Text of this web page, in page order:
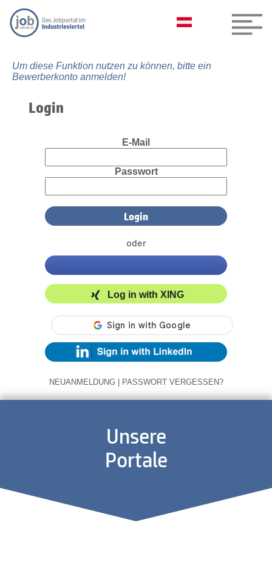
Um diese Funktion nutzen zu können, bitte ein
Bewerberkonto anmelden!
Login
E-Mail
Passwort
oder
Log in with XING
NEUANMELDUNG | PASSWORT VERGESSEN?
Unsere
Portale